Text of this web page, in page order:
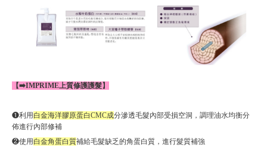
【➡️IMPRIME上質修護護髮】
❶利用白金海洋膠原蛋白CMC成分滲透毛髮內部受損空洞，調理油水均衡分
佈進行內部修補
❷使用白金角蛋白質補給毛髮缺乏的角蛋白質，進行髮質補強